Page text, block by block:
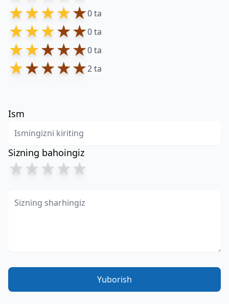
★★★★★0 ta
★★★★★0 ta
★★★★★0 ta
★★★★★2 ta
Ism
Sizning bahoingiz
★★★★★
Yuborish